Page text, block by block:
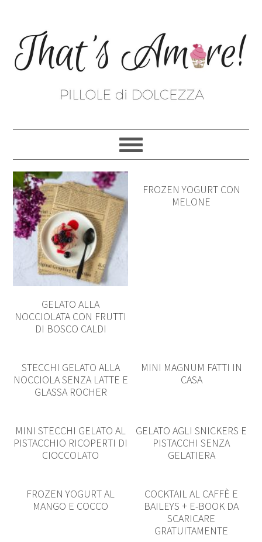
GELATO ALLA
NOCCIOLATA CON FRUTTI
DI BOSCO CALDI
FROZEN YOGURT CON
MELONE
STECCHI GELATO ALLA
NOCCIOLA SENZA LATTE E
GLASSA ROCHER
MINI MAGNUM FATTI IN
CASA
MINI STECCHI GELATO AL
PISTACCHIO RICOPERTI DI
CIOCCOLATO
GELATO AGLI SNICKERS E
PISTACCHI SENZA
GELATIERA
FROZEN YOGURT AL
MANGO E COCCO
COCKTAIL AL CAFFÈ E
BAILEYS + E-BOOK DA
SCARICARE
GRATUITAMENTE